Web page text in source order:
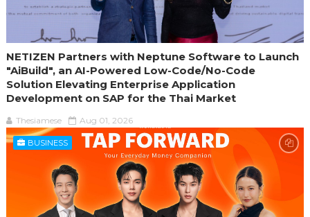
NETIZEN Partners with Neptune Software to Launch
"AiBuild", an AI-Powered Low-Code/No-Code
Solution Elevating Enterprise Application
Development on SAP for the Thai Market
Thesiamese Aug 01, 2026
BUSINESS